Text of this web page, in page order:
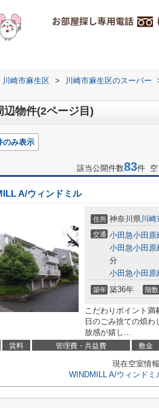
お部屋探し専用電話
川崎市麻生区 > 川崎市麻生区のスーパー
物件(2ページ目)
のみ表示
該当公開件数83件 空
A/ウィンドミル
住所 神奈川県川崎
交通 小田急小田原
小田急小田原
分
小田急小田原
築年 築36年 階数
こだわりポイント
日のごみ捨ての煩
放感が嬉し...
賃料 管理費・共益費 敷金
現在空室情
WINDMILL A/ウィンドミ